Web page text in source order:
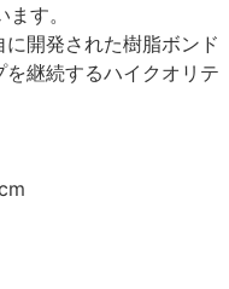
す。
開発された樹脂ボンド
継続するハイクオリテ